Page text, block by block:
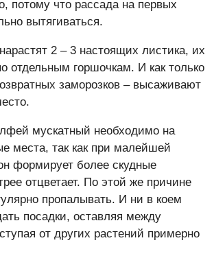
потому что рассада на первых
вытягиваться.
2 – 3 настоящих листика, их
отдельным горшочкам. И как только
заморозков – высаживают
мускатный необходимо на
места, так как при малейшей
формирует более скудные
отцветает. По этой же причине
пропалывать. И ни в коем
посадки, оставляя между
от других растений примерно